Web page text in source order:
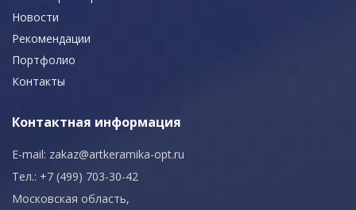
Новости
Рекомендации
Портфолио
Контакты
Контактная информация
E-mail: zakaz@artkeramika-opt.ru
Тел.: +7 (499) 703-30-42
Московская область,